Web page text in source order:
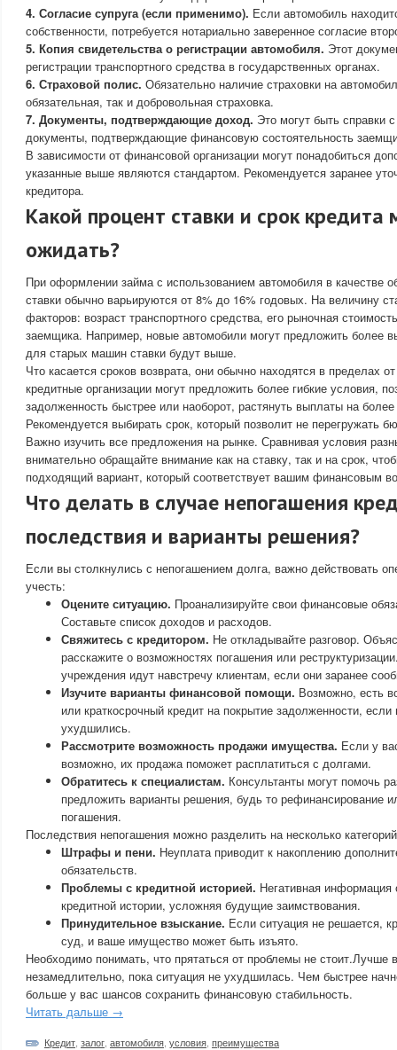
4. Согласие супруга (если применимо). Если автомобиль
собственности, потребуется нотариально заверенное согласие
5. Копия свидетельства о регистрации автомобиля. Этот
регистрации транспортного средства в государственных органах.
6. Страховой полис. Обязательно наличие страховки на
обязательная, так и добровольная страховка.
7. Документы, подтверждающие доход. Это могут быть справки
документы, подтверждающие финансовую состоятельность
В зависимости от финансовой организации могут понадобиться
указанные выше являются стандартом. Рекомендуется заранее
кредитора.
Какой процент ставки и срок
ожидать?
При оформлении займа с использованием автомобиля в качестве
ставки обычно варьируются от 8% до 16% годовых. На величину
факторов: возраст транспортного средства, его рыночная
заемщика. Например, новые автомобили могут предложить более
для старых машин ставки будут выше.
Что касается сроков возврата, они обычно находятся в пределах
кредитные организации могут предложить более гибкие условия,
задолженность быстрее или наоборот, растянуть выплаты на
Рекомендуется выбирать срок, который позволит не перегружать
Важно изучить все предложения на рынке. Сравнивая условия
внимательно обращайте внимание как на ставку, так и на срок,
подходящий вариант, который соответствует вашим финансовым
Что делать в случае непогашения
последствия и варианты решения?
Если вы столкнулись с непогашением долга, важно действовать
учесть:
Оцените ситуацию. Проанализируйте свои финансовые
Составьте список доходов и расходов.
Свяжитесь с кредитором. Не откладывайте разговор.
расскажите о возможностях погашения или
учреждения идут навстречу клиентам, если они заранее
Изучите варианты финансовой помощи. Возможно, есть
или краткосрочный кредит на покрытие задолженности,
ухудшились.
Рассмотрите возможность продажи имущества. Если у
возможно, их продажа поможет расплатиться с долгами.
Обратитесь к специалистам. Консультанты могут помочь
предложить варианты решения, будь то рефинансирование
погашения.
Последствия непогашения можно разделить на несколько
Штрафы и пени. Неуплата приводит к накоплению
обязательств.
Проблемы с кредитной историей. Негативная информация
кредитной истории, усложняя будущие заимствования.
Принудительное взыскание. Если ситуация не решается,
суд, и ваше имущество может быть изъято.
Необходимо понимать, что прятаться от проблемы не стоит.Лучше
незамедлительно, пока ситуация не ухудшилась. Чем быстрее
больше у вас шансов сохранить финансовую стабильность.
Читать дальше →
Кредит залог автомобиля условия преимущества